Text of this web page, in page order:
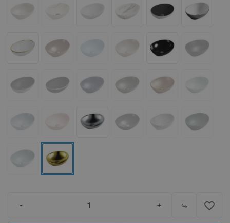
- + favorite_border